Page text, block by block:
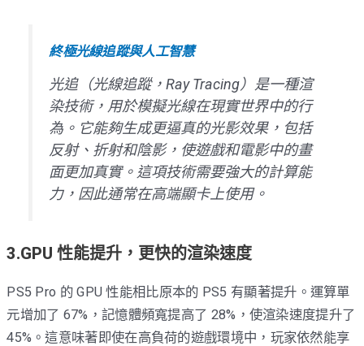
終極光線追蹤與人工智慧
光追（光線追蹤，Ray Tracing）是一種渲
染技術，用於模擬光線在現實世界中的行
為。它能夠生成更逼真的光影效果，包括
反射、折射和陰影，使遊戲和電影中的畫
面更加真實。這項技術需要強大的計算能
力，因此通常在高端顯卡上使用。
3.GPU 性能提升，更快的渲染速度
PS5 Pro 的 GPU 性能相比原本的 PS5 有顯著提升。運算單
元增加了 67%，記憶體頻寬提高了 28%，使渲染速度提升了
45%。這意味著即使在高負荷的遊戲環境中，玩家依然能享